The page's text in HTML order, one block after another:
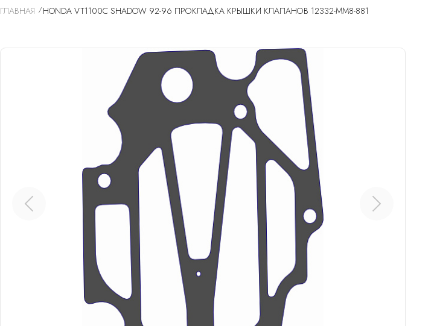
ГЛАВНАЯ HONDA VT1100C SHADOW 92-96 ПРОКЛАДКА КРЫШКИ КЛАПАНОВ 12332-MM8-881